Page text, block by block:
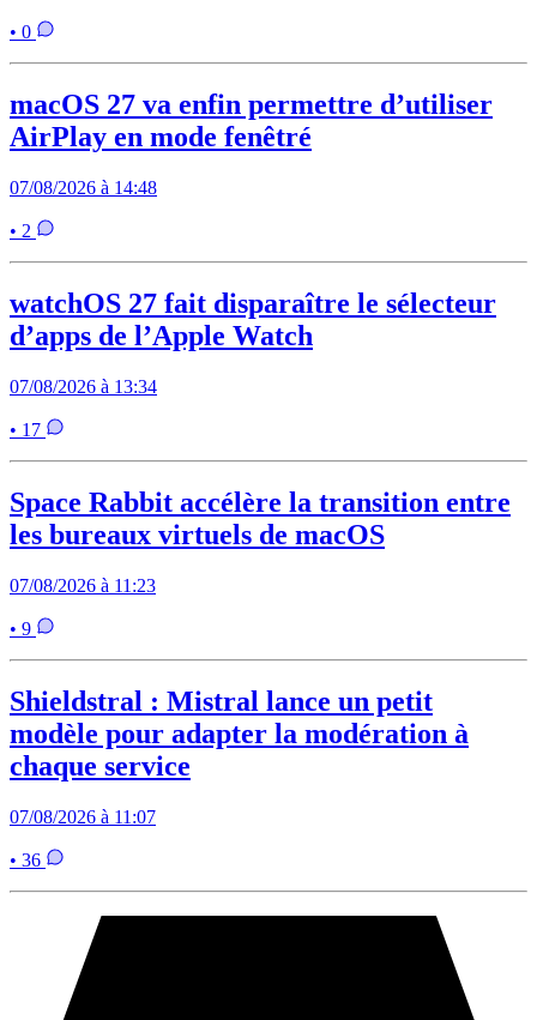
• 0
macOS 27 va enfin permettre d’utiliser
AirPlay en mode fenêtré
07/08/2026 à 14:48
• 2
watchOS 27 fait disparaître le sélecteur
d’apps de l’Apple Watch
07/08/2026 à 13:34
• 17
Space Rabbit accélère la transition entre
les bureaux virtuels de macOS
07/08/2026 à 11:23
• 9
Shieldstral : Mistral lance un petit
modèle pour adapter la modération à
chaque service
07/08/2026 à 11:07
• 36